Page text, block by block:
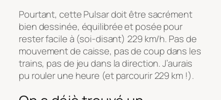
Pourtant, cette Pulsar doit être sacrément
bien dessinée, équilibrée et posée pour
rester facile à (soi-disant) 229 km/h. Pas de
mouvement de caisse, pas de coup dans les
trains, pas de jeu dans la direction. J’aurais
pu rouler une heure (et parcourir 229 km !).